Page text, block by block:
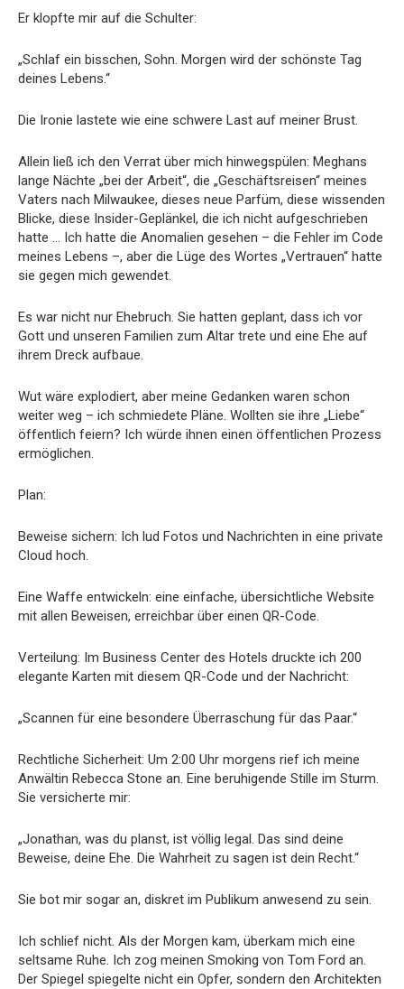
Er klopfte mir auf die Schulter:
„Schlaf ein bisschen, Sohn. Morgen wird der schönste Tag
deines Lebens.“
Die Ironie lastete wie eine schwere Last auf meiner Brust.
Allein ließ ich den Verrat über mich hinwegspülen: Meghans
lange Nächte „bei der Arbeit“, die „Geschäftsreisen“ meines
Vaters nach Milwaukee, dieses neue Parfüm, diese wissenden
Blicke, diese Insider-Geplänkel, die ich nicht aufgeschrieben
hatte … Ich hatte die Anomalien gesehen – die Fehler im Code
meines Lebens –, aber die Lüge des Wortes „Vertrauen“ hatte
sie gegen mich gewendet.
Es war nicht nur Ehebruch. Sie hatten geplant, dass ich vor
Gott und unseren Familien zum Altar trete und eine Ehe auf
ihrem Dreck aufbaue.
Wut wäre explodiert, aber meine Gedanken waren schon
weiter weg – ich schmiedete Pläne. Wollten sie ihre „Liebe“
öffentlich feiern? Ich würde ihnen einen öffentlichen Prozess
ermöglichen.
Plan:
Beweise sichern: Ich lud Fotos und Nachrichten in eine private
Cloud hoch.
Eine Waffe entwickeln: eine einfache, übersichtliche Website
mit allen Beweisen, erreichbar über einen QR-Code.
Verteilung: Im Business Center des Hotels druckte ich 200
elegante Karten mit diesem QR-Code und der Nachricht:
„Scannen für eine besondere Überraschung für das Paar.“
Rechtliche Sicherheit: Um 2:00 Uhr morgens rief ich meine
Anwältin Rebecca Stone an. Eine beruhigende Stille im Sturm.
Sie versicherte mir:
„Jonathan, was du planst, ist völlig legal. Das sind deine
Beweise, deine Ehe. Die Wahrheit zu sagen ist dein Recht.“
Sie bot mir sogar an, diskret im Publikum anwesend zu sein.
Ich schlief nicht. Als der Morgen kam, überkam mich eine
seltsame Ruhe. Ich zog meinen Smoking von Tom Ford an.
Der Spiegel spiegelte nicht ein Opfer, sondern den Architekten